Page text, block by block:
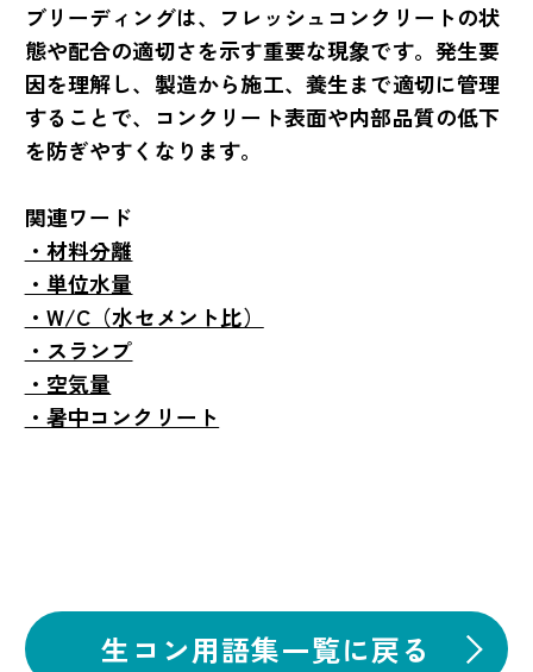
ブリーディングは、フレッシュコンクリートの状
態や配合の適切さを示す重要な現象です。発生要
因を理解し、製造から施工、養生まで適切に管理
することで、コンクリート表面や内部品質の低下
を防ぎやすくなります。
関連ワード
・材料分離
・単位水量
・W/C（水セメント比）
・スランプ
・空気量
・暑中コンクリート
生コン用語集一覧に戻る